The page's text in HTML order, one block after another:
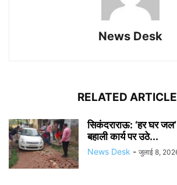
News Desk
RELATED
सिकंदराराऊ: ‘हर घर
बहाली कार्य पर उठे...
News Desk - जुलाई 8,